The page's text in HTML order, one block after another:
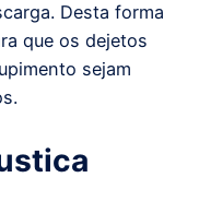
Desta forma
que os dejetos
sejam